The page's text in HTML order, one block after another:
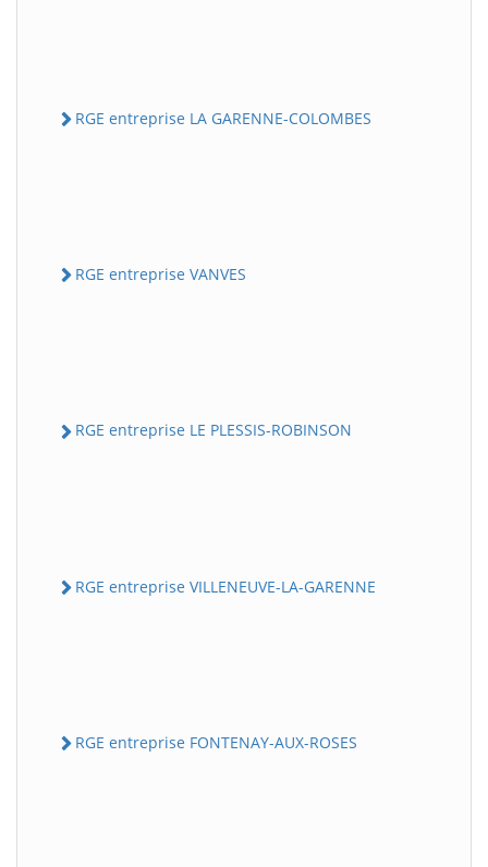
RGE entreprise LA GARENNE-COLOMBES
RGE entreprise VANVES
RGE entreprise LE PLESSIS-ROBINSON
RGE entreprise VILLENEUVE-LA-GARENNE
RGE entreprise FONTENAY-AUX-ROSES